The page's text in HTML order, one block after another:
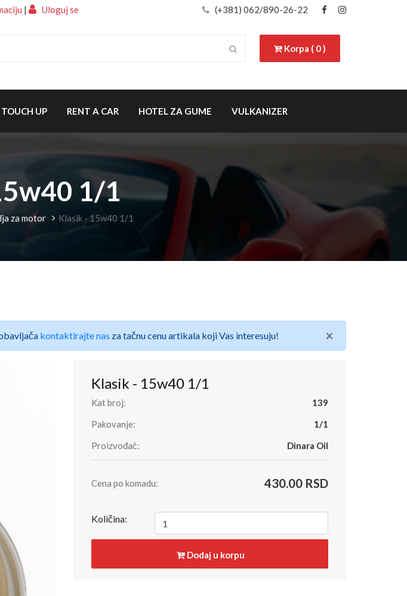
| Uloguj se (+381) 062/890-26-22
Korpa ( 0 )
TOUCH UP RENT A CAR HOTEL ZA GUME VULKANIZER
1/1
za motor Klasik - 15w40 1/1
kontaktirajte nas za tačnu cenu artikala koji Vas interesuju! ×
Klasik - 15w40 1/1
Kat broj:
139
Pakovanje:
1/1
Proizvođač:
Dinara Oil
Cena po komadu: 430.00 RSD
Količina:
Dodaj u korpu